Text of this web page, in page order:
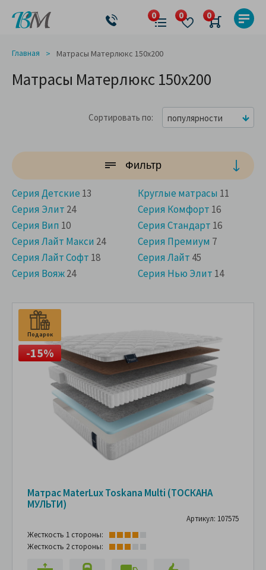
Главная Матрасы Матерлюкс 150x200
Матрасы Матерлюкс 150x200
Сортировать по популярности
Фильтр
Серия Детские 13
Серия Элит 24
Серия Вип 10
Серия Лайт Макси 24
Cерия Лайт Софт 18
Серия Вояж24
Круглые матрасы 11
Серия Комфорт 16
Серия Стандарт 16
Серия Премиум 7
Серия Лайт 45
Серия Нью Элит 14
Подарок
-15%
Матрас MaterLux Toskana Multi (ТОСКАНА
МУЛЬТИ)
Артикул: 107575
Жесткость 1 стороны:
Жесткость 2 стороны: